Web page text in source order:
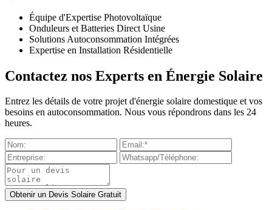
Équipe d'Expertise Photovoltaïque
Onduleurs et Batteries Direct Usine
Solutions Autoconsommation Intégrées
Expertise en Installation Résidentielle
Contactez nos Experts en Énergie Solaire
Entrez les détails de votre projet d'énergie solaire domestique et vos
besoins en autoconsommation. Nous vous répondrons dans les 24
heures.